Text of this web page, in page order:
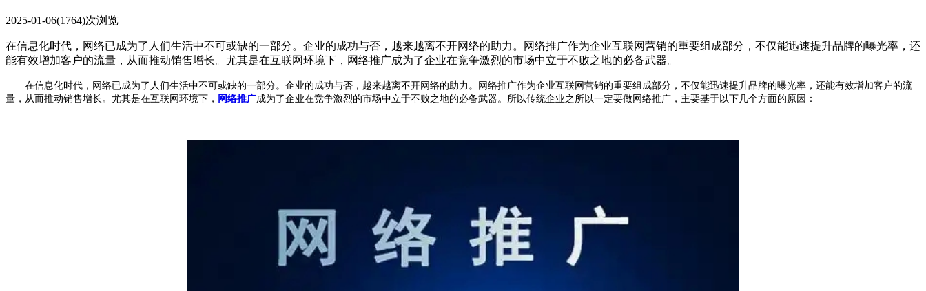
2025-01-06(1764)次浏览
在信息化时代，网络已成为了人们生活中不可或缺的一部分。企业的成功与否，越来越离不开网络的助力。网络推广作为企业互联网营销的重要组成部分，不仅能迅速提升品牌的曝光率，还
能有效增加客户的流量，从而推动销售增长。尤其是在互联网环境下，网络推广成为了企业在竞争激烈的市场中立于不败之地的必备武器。
在信息化时代，网络已成为了人们生活中不可或缺的一部分。企业的成功与否，越来越离不开网络的助力。网络推广作为企业互联网营销的重要组成部分，不仅能迅速提升品牌的曝光率，还能有效增加客户的流
量，从而推动销售增长。尤其是在互联网环境下， 网络推广成为了企业在竞争激烈的市场中立于不败之地的必备武器。所以传统企业之所以一定要做网络推广，主要基于以下几个方面的原因：